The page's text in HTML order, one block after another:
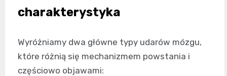
charakterystyka
Wyróżniamy dwa główne typy udarów mózgu,
które różnią się mechanizmem powstania i
częściowo objawami: